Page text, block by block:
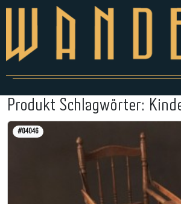
Produkt Schlagwörter:
#04046